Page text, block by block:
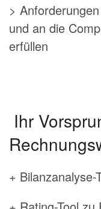
>
und an die
erfüllen
Ihr
+